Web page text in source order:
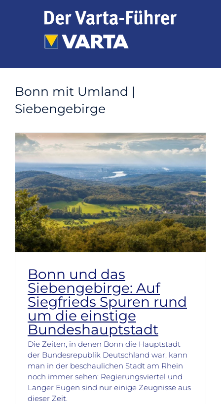
Bonn mit Umland |
Siebengebirge
Bonn und das
Siebengebirge: Auf
Siegfrieds Spuren rund
um die einstige
Bundeshauptstadt
Die Zeiten, in denen Bonn die Hauptstadt
der Bundesrepublik Deutschland war, kann
man in der beschaulichen Stadt am Rhein
noch immer sehen: Regierungsviertel und
Langer Eugen sind nur einige Zeugnisse aus
dieser Zeit.